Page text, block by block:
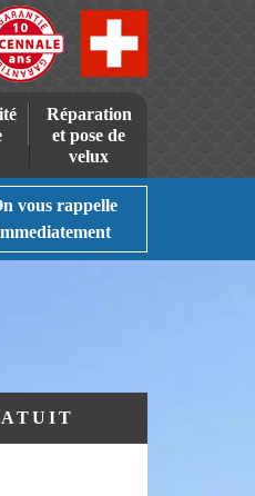
Réparation
et pose de
velux
vous rappelle